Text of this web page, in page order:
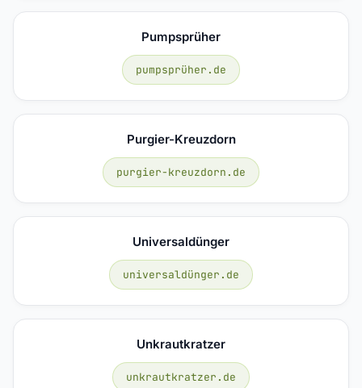
Pumpsprüher
pumpsprüher.de
Purgier-Kreuzdorn
purgier-kreuzdorn.de
Universaldünger
universaldünger.de
Unkrautkratzer
unkrautkratzer.de